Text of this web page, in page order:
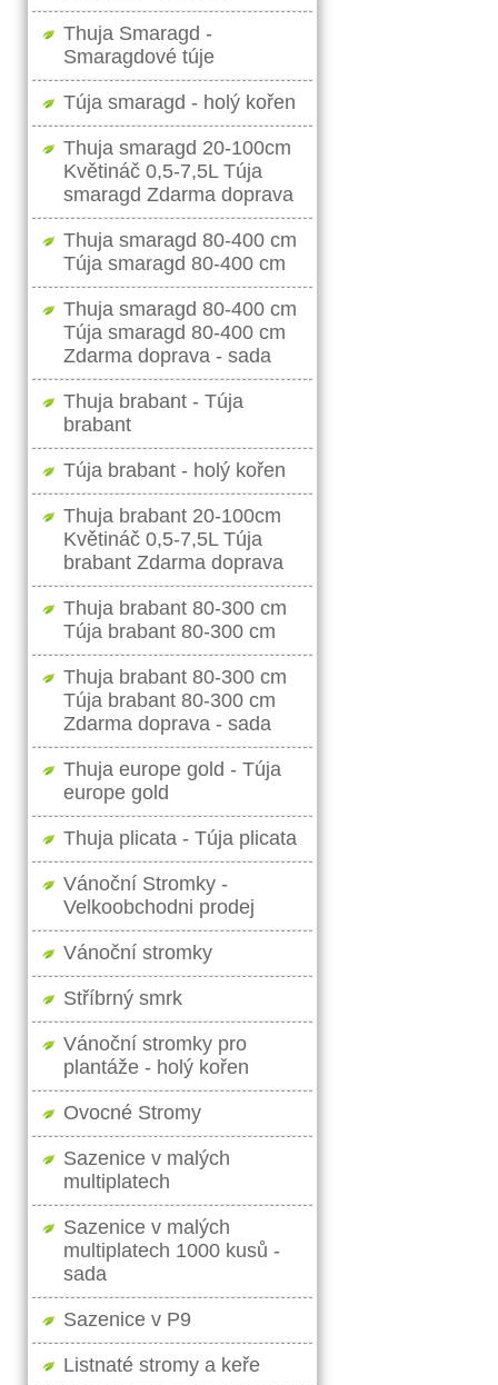
Thuja Smaragd -
Smaragdové túje
Túja smaragd - holý kořen
Thuja smaragd 20-100cm
Květináč 0,5-7,5L Túja
smaragd Zdarma doprava
Thuja smaragd 80-400 cm
Túja smaragd 80-400 cm
Thuja smaragd 80-400 cm
Túja smaragd 80-400 cm
Zdarma doprava - sada
Thuja brabant - Túja
brabant
Túja brabant - holý kořen
Thuja brabant 20-100cm
Květináč 0,5-7,5L Túja
brabant Zdarma doprava
Thuja brabant 80-300 cm
Túja brabant 80-300 cm
Thuja brabant 80-300 cm
Túja brabant 80-300 cm
Zdarma doprava - sada
Thuja europe gold - Túja
europe gold
Thuja plicata - Túja plicata
Vánoční Stromky -
Velkoobchodni prodej
Vánoční stromky
Stříbrný smrk
Vánoční stromky pro
plantáže - holý kořen
Ovocné Stromy
Sazenice v malých
multiplatech
Sazenice v malých
multiplatech 1000 kusů -
sada
Sazenice v P9
Listnaté stromy a keře